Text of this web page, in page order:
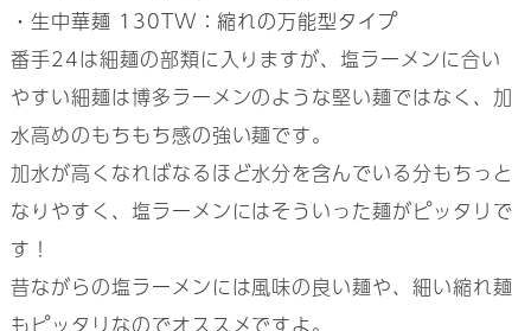
・生中華麺 130TW：縮れの万能型タイプ
番手24は細麺の部類に入りますが、塩ラーメンに合い
やすい細麺は博多ラーメンのような堅い麺ではなく、加
水高めのもちもち感の強い麺です。
加水が高くなればなるほど水分を含んでいる分もちっと
なりやすく、塩ラーメンにはそういった麺がピッタリで
す！
昔ながらの塩ラーメンには風味の良い麺や、細い縮れ麺
もピッタリなのでオススメですよ。